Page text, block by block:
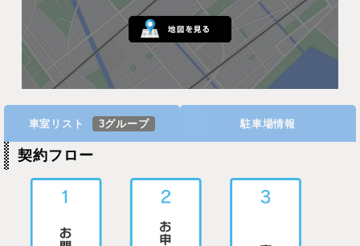
車室リスト 3グループ 駐車場情報
契約フロー